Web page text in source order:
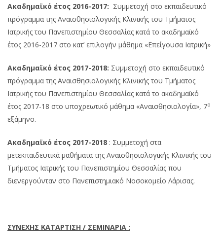
Ακαδημαϊκό έτος 2016-2017: Συμμετοχή στο εκπαιδευτικό
πρόγραμμα της Αναισθησιολογικής Κλινικής του Τμήματος
Ιατρικής του Πανεπιστημίου Θεσσαλίας κατά το ακαδημαϊκό
έτος 2016-2017 στο κατ’ επιλογήν μάθημα «Επείγουσα Ιατρική»
Ακαδημαϊκό έτος 2017-2018: Συμμετοχή στο εκπαιδευτικό
πρόγραμμα της Αναισθησιολογικής Κλινικής του Τμήματος
Ιατρικής του Πανεπιστημίου Θεσσαλίας κατά το ακαδημαϊκό
έτος 2017-18 στο υποχρεωτικό μάθημα «Αναισθησιολογία», 7ο
εξάμηνο.
Ακαδημαϊκό έτος 2017-2018 : Συμμετοχή στα
μετεκπαιδευτικά μαθήματα της Αναισθησιολογικής Κλινικής του
Τμήματος Ιατρικής του Πανεπιστημίου Θεσσαλίας που
διενεργούνταν στο Πανεπιστημιακό Νοσοκομείο Λάρισας.
ΣΥΝΕΧΗΣ ΚΑΤΑΡΤΙΣΗ / ΣΕΜΙΝΑΡΙΑ :